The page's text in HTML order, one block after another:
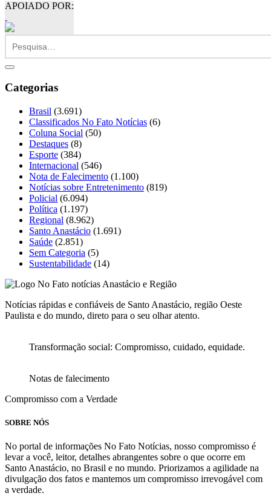
APOIADO POR:
Categorias
Brasil (3.691)
Classificados No Fato Notícias (6)
Coluna Social (50)
Destaques (8)
Esporte (384)
Internacional (546)
Nota de Falecimento (1.100)
Notícias sobre Entretenimento (819)
Policial (6.094)
Política (1.197)
Regional (8.962)
Santo Anastácio (1.691)
Saúde (2.851)
Sem Categoria (5)
Sustentabilidade (14)
Notícias rápidas e confiáveis de Santo Anastácio, região Oeste
Paulista e do mundo, direto para o seu olhar atento.
Transformação social: Compromisso, cuidado, equidade.
Notas de falecimento
Compromisso com a Verdade
SOBRE NÓS
No portal de informações No Fato Notícias, nosso compromisso é
levar a você, leitor, detalhes abrangentes sobre o que ocorre em
Santo Anastácio, no Brasil e no mundo. Priorizamos a agilidade na
divulgação dos fatos e mantemos um compromisso irrevogável com
a verdade.